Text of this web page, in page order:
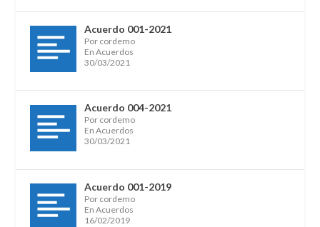
Acuerdo 001-2021
Por cordemo
En Acuerdos
30/03/2021
Acuerdo 004-2021
Por cordemo
En Acuerdos
30/03/2021
Acuerdo 001-2019
Por cordemo
En Acuerdos
16/02/2019